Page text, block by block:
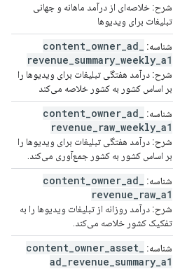
شرح: خلاصه‌ای از درآمد ماهانه و جهانی
تبلیغات برای ویدیوها
شناسه: content owner ad
revenue summary weekly a1
شرح: درآمد هفتگی تبلیغات برای ویدیوها را
بر اساس کشور به کشور خلاصه می‌کند
شناسه: content owner ad
revenue raw weekly a1
شرح: درآمد هفتگی تبلیغات برای ویدیوها را
بر اساس کشور به کشور جمع‌آوری می‌کند.
شناسه: content owner ad
revenue raw a1
شرح: درآمد روزانه از تبلیغات ویدیوها را به
تفکیک کشور خلاصه می‌کند.
شناسه: content owner asset
ad revenue summary a1